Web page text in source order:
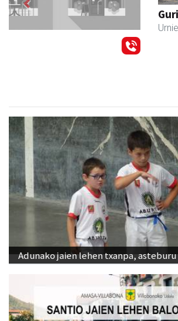
Guria
Urnieta - Jatetxeak
Adunako jaien lehen txanpa,